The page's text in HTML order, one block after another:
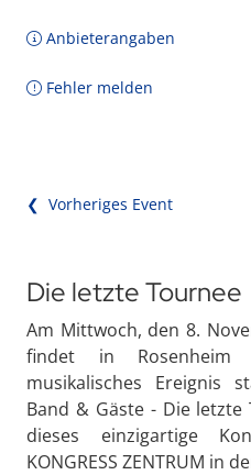
Anbieterangaben
Fehler melden
❮ Vorheriges Event
Die letzte Tournee
Am Mittwoch, den 8.
findet in Rosenheim
musikalisches Ereignis
Band & Gäste - Die
dieses einzigartige
KONGRESS ZENTRUM in